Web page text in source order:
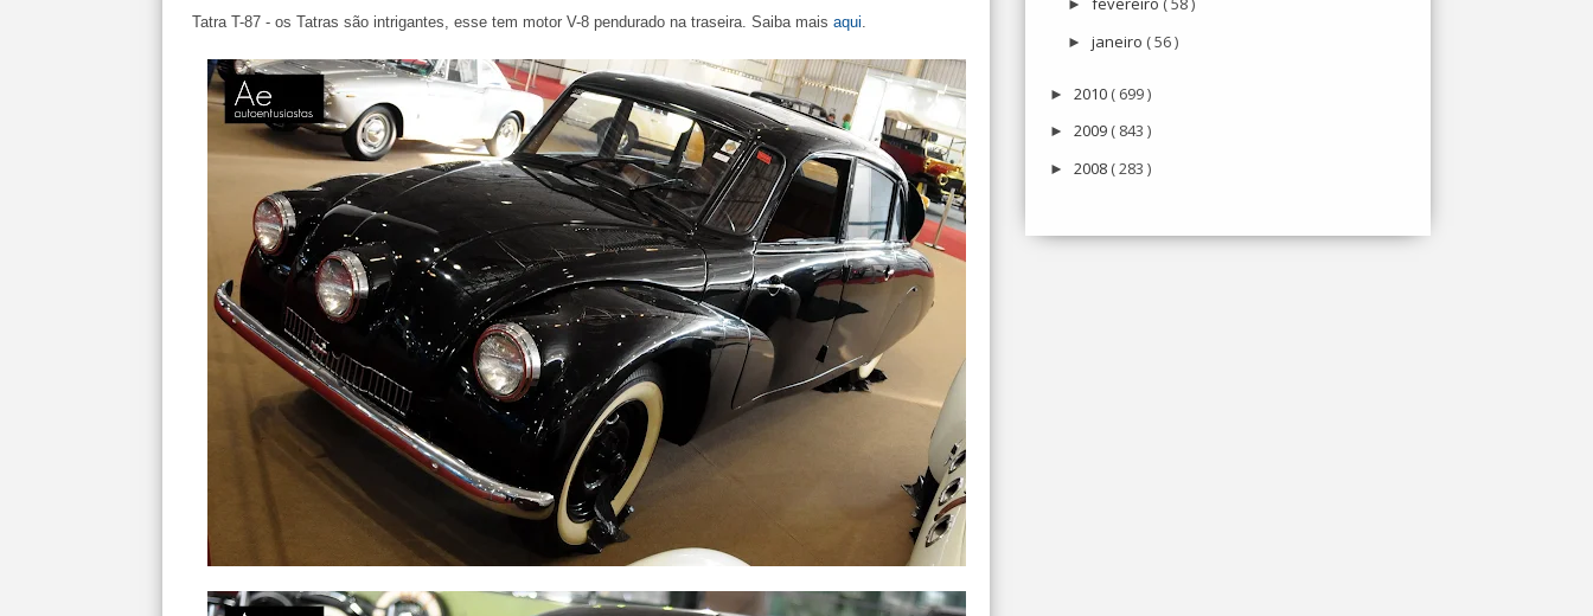
Tatra T-87 - os Tatras são intrigantes, esse tem motor V-8 pendurado na traseira. Saiba mais aqui.
►
►janeiro ( 56 )
► 2010 ( 699 )
► 2009 ( 843 )
► 2008 ( 283 )